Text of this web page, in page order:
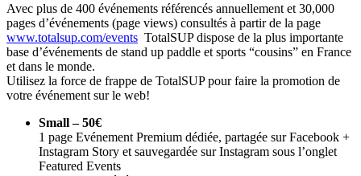
Avec plus de 400 événements référencés annuellement et 30,000
pages d’événements (page views) consultés à partir de la page
www.totalsup.com/events TotalSUP dispose de la plus importante
base d’événements de stand up paddle et sports “cousins” en France
et dans le monde.
Utilisez la force de frappe de TotalSUP pour faire la promotion de
votre événement sur le web!
Small – 50€
1 page Evénement Premium dédiée, partagée sur Facebook +
Instagram Story et sauvegardée sur Instagram sous l’onglet
Featured Events